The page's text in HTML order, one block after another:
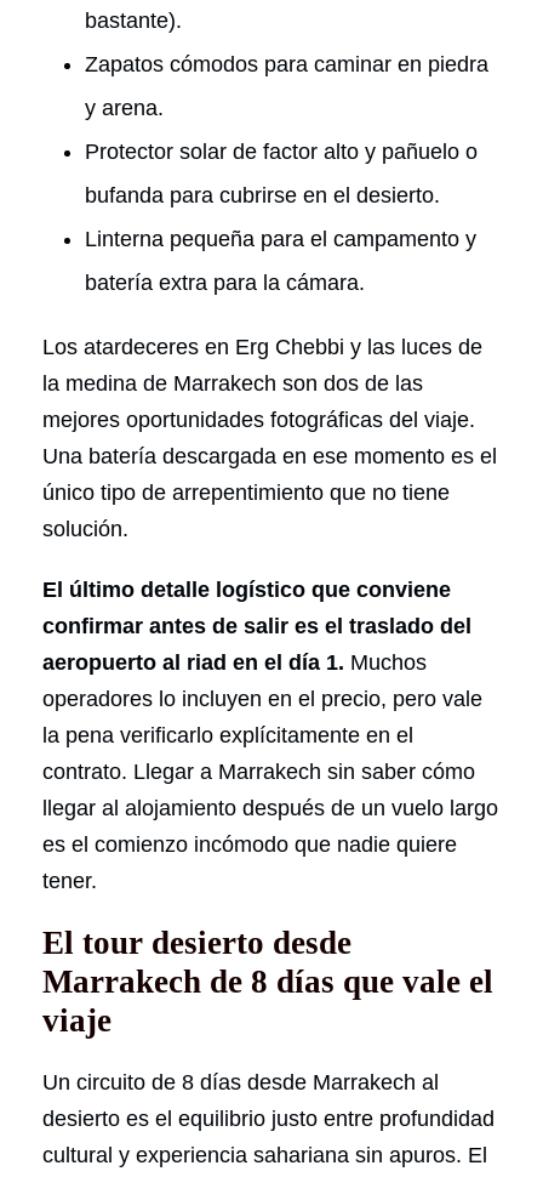
bastante).
Zapatos cómodos para caminar en piedra
y arena.
Protector solar de factor alto y pañuelo o
bufanda para cubrirse en el desierto.
Linterna pequeña para el campamento y
batería extra para la cámara.
Los atardeceres en Erg Chebbi y las luces de
la medina de Marrakech son dos de las
mejores oportunidades fotográficas del viaje.
Una batería descargada en ese momento es el
único tipo de arrepentimiento que no tiene
solución.
El último detalle logístico que conviene
confirmar antes de salir es el traslado del
aeropuerto al riad en el día 1. Muchos
operadores lo incluyen en el precio, pero vale
la pena verificarlo explícitamente en el
contrato. Llegar a Marrakech sin saber cómo
llegar al alojamiento después de un vuelo largo
es el comienzo incómodo que nadie quiere
tener.
El tour desierto desde
Marrakech de 8 días que vale el
viaje
Un circuito de 8 días desde Marrakech al
desierto es el equilibrio justo entre profundidad
cultural y experiencia sahariana sin apuros. El